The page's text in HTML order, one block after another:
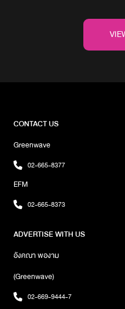
คนเรามักขึ้นๆ ลงๆ จนทำให้แต่
ลองมาทลายกำแพงที่ปิดกั้นคว
ได้พระเอก MV มากฝีมืออย่าง
Valentina Ploy และทุก
CONTACT US
Greenwave
02-665-8377
EFM
02-665-8373
ADVERTISE WITH US
อังคณา พองาม
(Greenwave)
02-669-9444-7